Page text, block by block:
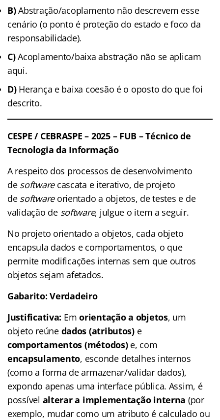
B)Abstração/acoplamento não descrevem esse
cenário (o ponto é proteção do estado e foco da
responsabilidade).
C)Acoplamento/baixa abstração não se aplicam
aqui.
D)Herança e baixa coesão é o oposto do que foi
descrito.
CESPE / CEBRASPE – 2025 – FUB – Técnico de
Tecnologia da Informação
A respeito dos processos de desenvolvimento
de software cascata e iterativo, de projeto
de software orientado a objetos, de testes e de
validação de software, julgue o item a seguir.
No projeto orientado a objetos, cada objeto
encapsula dados e comportamentos, o que
permite modificações internas sem que outros
objetos sejam afetados.
Gabarito: Verdadeiro
Justificativa: Emorientação a objetos, um
objeto reúne dados (atributos)e
comportamentos (métodos)e, com
encapsulamento, esconde detalhes internos
(como a forma de armazenar/validar dados),
expondo apenas uma interface pública. Assim, é
possível alterar a implementação interna (por
exemplo, mudar como um atributo é calculado ou